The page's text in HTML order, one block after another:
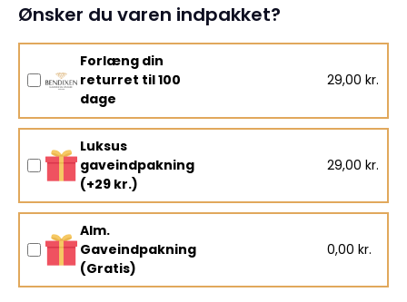
Ønsker du varen indpakket?
Forlæng din
returret til 100
dage
29,00 kr.
Luksus
gaveindpakning
(+29 kr.)
29,00 kr.
Alm.
Gaveindpakning
(Gratis)
0,00 kr.